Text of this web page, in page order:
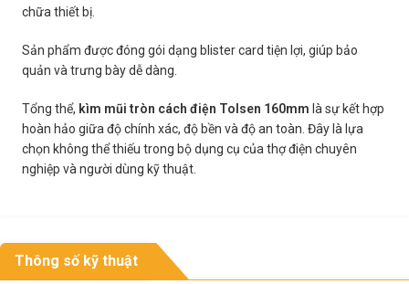
chữa thiết bị.
Sản phẩm được đóng gói dạng blister card tiện lợi, giúp bảo
quản và trưng bày dễ dàng.
Tổng thể, kìm mũi tròn cách điện Tolsen 160mm là sự kết hợp
hoàn hảo giữa độ chính xác, độ bền và độ an toàn. Đây là lựa
chọn không thể thiếu trong bộ dụng cụ của thợ điện chuyên
nghiệp và người dùng kỹ thuật.
Thông số kỹ thuật